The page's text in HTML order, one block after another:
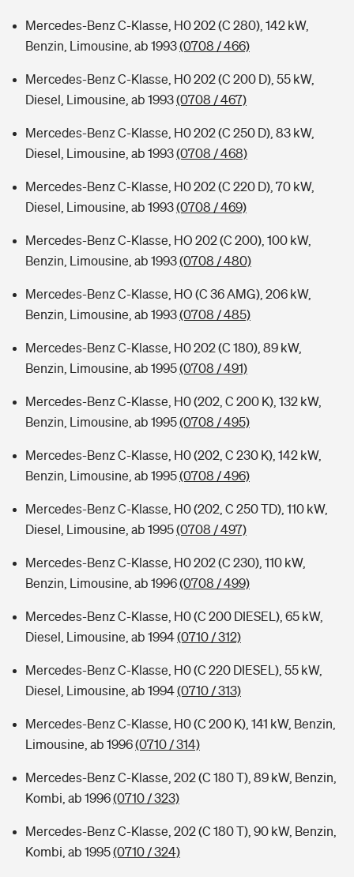
Kinderunfall-Check: Mehr Sicherheit für deine Kids
Typklassen: So ist Ihr Auto eingestuft
Sie haben Fragen?
Mercedes-Benz C-Klasse, H0 202 (C 280), 142 kW,
Benzin, Limousine, ab 1993(0708 / 466)
Mercedes-Benz C-Klasse, H0 202 (C 200 D), 55 kW,
Diesel, Limousine, ab 1993(0708 / 467)
Mercedes-Benz C-Klasse, H0 202 (C 250 D), 83 kW,
Diesel, Limousine, ab 1993(0708 / 468)
Mercedes-Benz C-Klasse, H0 202 (C 220 D), 70 kW,
Diesel, Limousine, ab 1993(0708 / 469)
Mercedes-Benz C-Klasse, HO 202 (C 200), 100 kW,
Benzin, Limousine, ab 1993(0708 / 480)
Mercedes-Benz C-Klasse, HO (C 36 AMG), 206 kW,
Benzin, Limousine, ab 1993(0708 / 485)
Mercedes-Benz C-Klasse, H0 202 (C 180), 89 kW,
Benzin, Limousine, ab 1995(0708 / 491)
Mercedes-Benz C-Klasse, H0 (202, C 200 K), 132 kW,
Benzin, Limousine, ab 1995(0708 / 495)
Mercedes-Benz C-Klasse, H0 (202, C 230 K), 142 kW,
Benzin, Limousine, ab 1995(0708 / 496)
Mercedes-Benz C-Klasse, H0 (202, C 250 TD), 110 kW,
Diesel, Limousine, ab 1995(0708 / 497)
Mercedes-Benz C-Klasse, H0 202 (C 230), 110 kW,
Benzin, Limousine, ab 1996(0708 / 499)
Mercedes-Benz C-Klasse, H0 (C 200 DIESEL), 65 kW,
Diesel, Limousine, ab 1994(0710 / 312)
Mercedes-Benz C-Klasse, H0 (C 220 DIESEL), 55 kW,
Diesel, Limousine, ab 1994(0710 / 313)
Mercedes-Benz C-Klasse, H0 (C 200 K), 141 kW, Benzin,
Limousine, ab 1996(0710 / 314)
Mercedes-Benz C-Klasse, 202 (C 180 T), 89 kW, Benzin,
Kombi, ab 1996(0710 / 323)
Mercedes-Benz C-Klasse, 202 (C 180 T), 90 kW, Benzin,
Kombi, ab 1995(0710 / 324)